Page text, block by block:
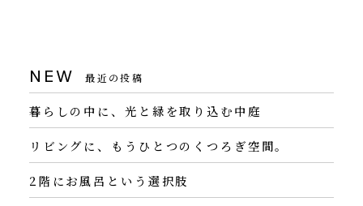
NEW 最近の投稿
暮らしの中に、光と緑を取り込む中庭
リビングに、もうひとつのくつろぎ空間。
2階にお風呂という選択肢